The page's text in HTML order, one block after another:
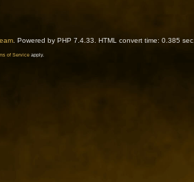
. Powered by PHP 7.4.33. HTML convert time: 0.385 sec.
of Serviceapply.